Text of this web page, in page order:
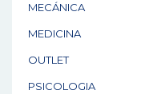
MECÁNICA
MEDICINA
OUTLET
PSICOLOGIA